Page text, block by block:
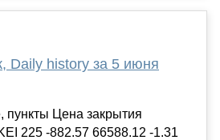
Daily history за 5 июня
пункты Цена закрытия
225 -882.57 66588.12 -1.31